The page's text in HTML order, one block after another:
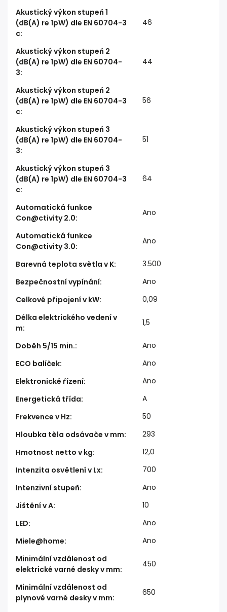
Akustický výkon stupeň 1
(dB(A) re 1pW) dle EN 60704-3
c:
46
Akustický výkon stupeň 2
(dB(A) re 1pW) dle EN 60704-
3:
44
Akustický výkon stupeň 2
(dB(A) re 1pW) dle EN 60704-3
c:
56
Akustický výkon stupeň 3
(dB(A) re 1pW) dle EN 60704-
3:
51
Akustický výkon stupeň 3
(dB(A) re 1pW) dle EN 60704-3
c:
64
Automatická funkce
Con@ctivity 2.0:
Ano
Automatická funkce
Con@ctivity 3.0:
Ano
Barevná teplota světla v K:
3.500
Bezpečnostní vypínání:
Ano
Celkové připojení v kW:
0,09
Délka elektrického vedení v
m:
1,5
Doběh 5/15 min.:
Ano
ECO balíček:
Ano
Elektronické řízení:
Ano
Energetická třída:
A
Frekvence v Hz:
50
Hloubka těla odsávače v mm:
293
Hmotnost netto v kg:
12,0
Intenzita osvětlení v Lx:
700
Intenzivní stupeň:
Ano
Jištění v A:
10
LED:
Ano
Miele@home:
Ano
Minimální vzdálenost od
elektrické varné desky v mm:
450
Minimální vzdálenost od
plynové varné desky v mm:
650